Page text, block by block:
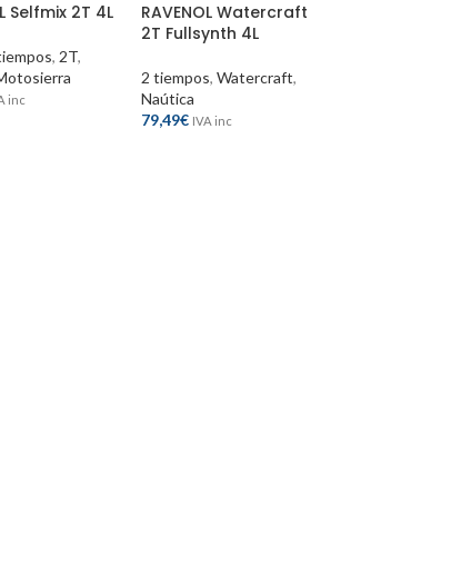
Selfmix 2T 4L
, 2T,
inc
RAVENOL Watercraft
2T Fullsynth 4L
2 tiempos, Watercraft,
Naútica
79,49€ IVA inc